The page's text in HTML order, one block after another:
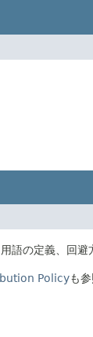
語の定義、回
Policyも